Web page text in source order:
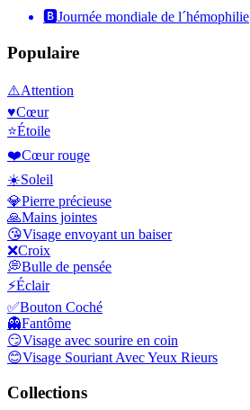
🅱️Journée mondiale de l´hémophilie
Populaire
⚠️Attention
♥️Cœur
⭐Étoile
❤️Cœur rouge
☀️Soleil
💎Pierre précieuse
🙏Mains jointes
😘Visage envoyant un baiser
❌Croix
💭Bulle de pensée
⚡Éclair
✅Bouton Coché
👻Fantôme
😏Visage avec sourire en coin
😊Visage Souriant Avec Yeux Rieurs
Collections